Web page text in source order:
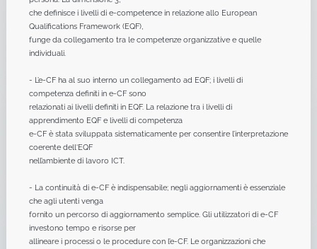
che definisce i livelli di e-competence in relazione allo European
Qualifications Framework (EQF),
funge da collegamento tra le competenze organizzative e quelle
individuali.
- L’e-CF ha al suo interno un collegamento ad EQF; i livelli di
competenza definiti in e-CF sono
relazionati ai livelli definiti in EQF. La relazione tra i livelli di
apprendimento EQF e livelli di competenza
e-CF è stata sviluppata sistematicamente per consentire l’interpretazione
coerente dell‘EQF
nell’ambiente di lavoro ICT.
- La continuità di e-CF è indispensabile; negli aggiornamenti è essenziale
che agli utenti venga
fornito un percorso di aggiornamento semplice. Gli utilizzatori di e-CF
investono tempo e risorse per
allineare i processi o le procedure con l’e-CF. Le organizzazioni che